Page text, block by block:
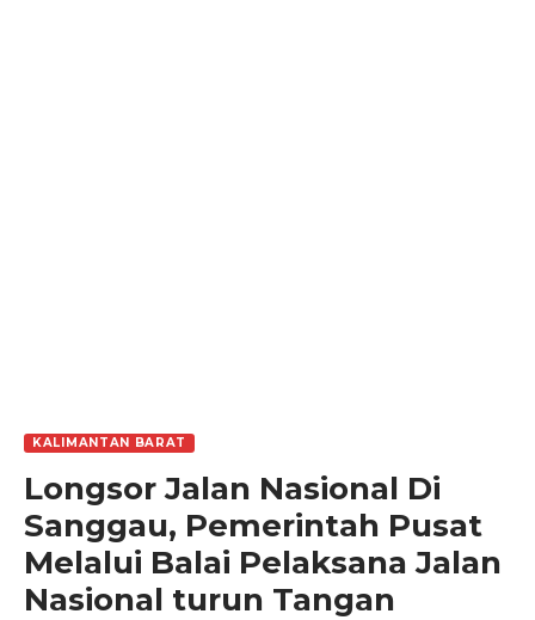
KALIMANTAN BARAT
Longsor Jalan Nasional Di
Sanggau, Pemerintah Pusat
Melalui Balai Pelaksana Jalan
Nasional turun Tangan